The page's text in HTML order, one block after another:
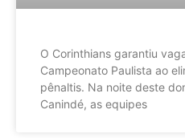
O Corinthians garantiu
Campeonato Paulista ao
pênaltis. Na noite deste
Canindé, as equipes